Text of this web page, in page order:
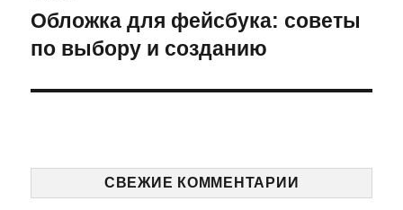
Следующая
запись:
Обложка для фейсбука: советы
по выбору и созданию
СВЕЖИЕ КОММЕНТАРИИ